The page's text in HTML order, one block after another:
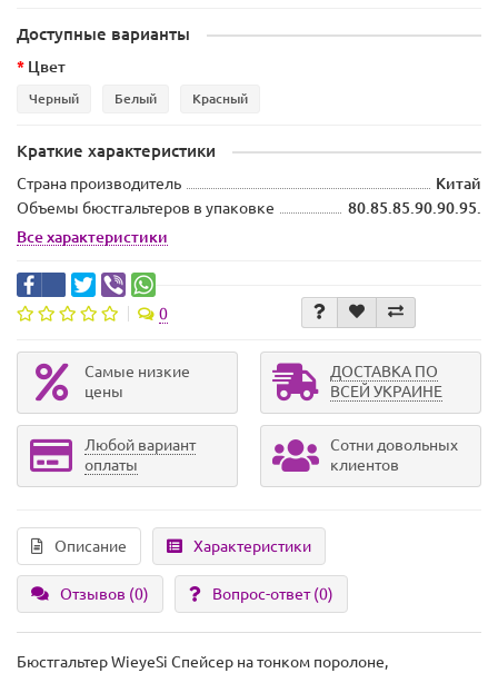
Доступные варианты
Цвет
Черный Белый Красный
Краткие характеристики
Страна производитель
Китай
Объемы бюстгальтеров в упаковке
80.85.85.90.90.95.
Все характеристики
0
Самые низкие
цены
ДОСТАВКА ПО
ВСЕЙ УКРАИНЕ
Любой вариант
оплаты
Сотни довольных
клиентов
Описание Характеристики
Отзывов (0) Вопрос-ответ(0)
Бюстгальтер WieyeSi Спейсер на тонком поролоне,